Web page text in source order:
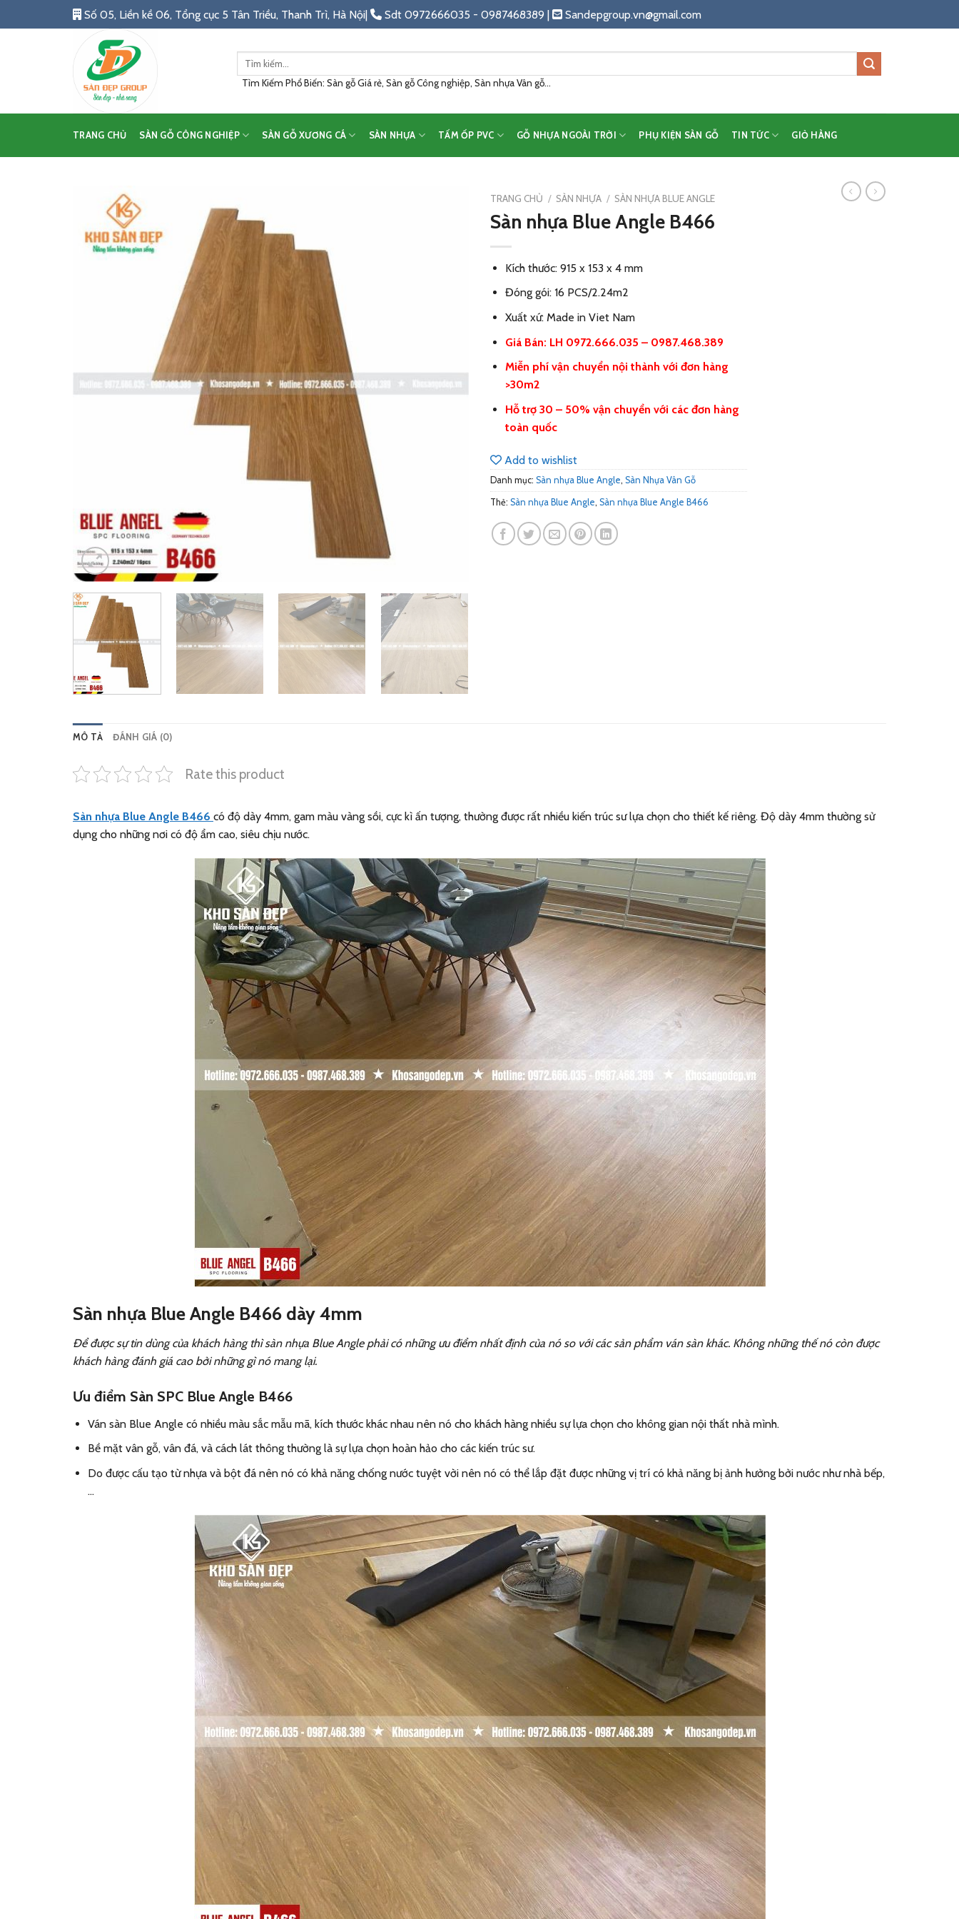
to
Số 05, Liền kề 06, Tổng cục 5 Tân Triều, Thanh Trì, Hà Nội| Sdt 0972666035 - 0987468389 | Sandepgroup.vn@gmail.com
Tìm
Tìm Kiếm Phổ Biến: Sàn gỗ Giá rẻ, Sàn gỗ Công nghiệp, Sàn nhựa Vân gỗ...
TRANG CHỦ SÀN GỖ CÔNG NGHIỆP SÀN GỖ XƯƠNG CÁ SÀN NHỰA TẤM ỐP PVC GỖ NHỰA NGOÀI TRỜI PHỤ KIỆN SÀN GỖ TIN TỨC GIỎ HÀNG
TRANG CHỦ / SÀN NHỰA / SÀN NHỰA BLUE ANGLE
Sàn nhựa Blue Angle B466
Kích thước: 915 x 153 x 4 mm
Đóng gói: 16 PCS/2.24m2
Xuất xứ: Made in Viet Nam
Giá Bán: LH 0972.666.035 – 0987.468.389
Miễn phí vận chuyển nội thành với đơn hàng
>30m2
Hỗ trợ 30 – 50% vận chuyển với các đơn hàng
toàn quốc
Add to wishlist
Danh mục: Sàn nhựa Blue Angle, Sàn Nhựa Vân Gỗ
Thẻ: Sàn nhựa Blue Angle, Sàn nhựa Blue Angle B466
MÔ TẢ ĐÁNH GIÁ (0)
Rate this product
Sàn nhựa Blue Angle B466 có độ dày 4mm, gam màu vàng sồi, cực kì ấn tượng, thường được rất nhiều kiến trúc sư lựa chọn cho thiết kế riêng. Độ dày 4mm thường sử
dụng cho những nơi có độ ẩm cao, siêu chịu nước.
Sàn nhựa Blue Angle B466 dày 4mm
Để được sự tin dùng của khách hàng thì sàn nhựa Blue Angle phải có những ưu điểm nhất định của nó so với các sản phẩm ván sàn khác. Không những thế nó còn được
khách hàng đánh giá cao bởi những gì nó mang lại.
Ưu điểm Sàn SPC Blue Angle B466
Ván sàn Blue Angle có nhiều màu sắc mẫu mã, kích thước khác nhau nên nó cho khách hàng nhiều sự lựa chọn cho không gian nội thất nhà mình.
Bề mặt vân gỗ, vân đá, và cách lát thông thường là sự lựa chọn hoàn hảo cho các kiến trúc sư.
Do được cấu tạo từ nhựa và bột đá nên nó có khả năng chống nước tuyệt vời nên nó có thể lắp đặt được những vị trí có khả năng bị ảnh hưởng bởi nước như nhà bếp,
…